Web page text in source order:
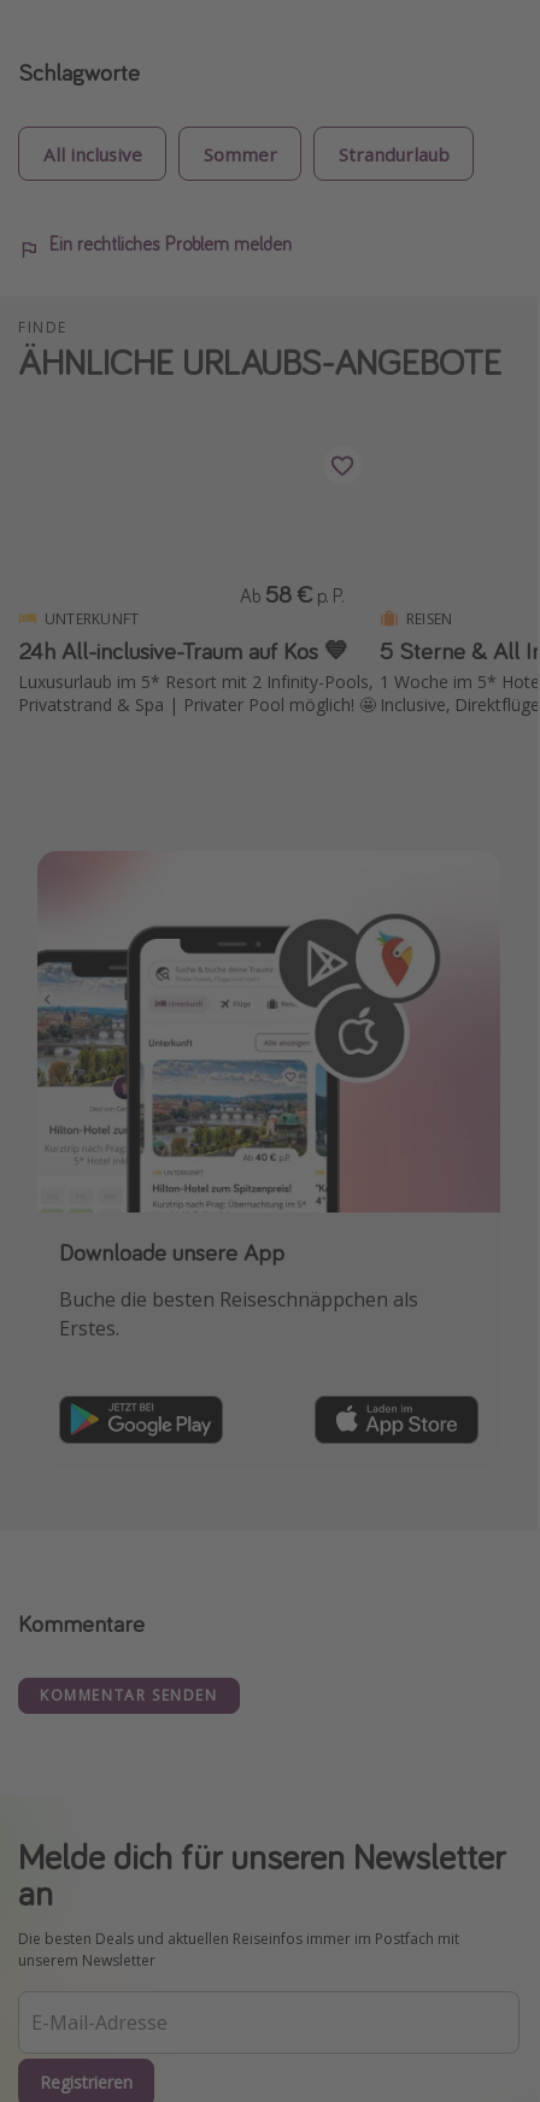
Schlagworte
All inclusive Sommer Strandurlaub
Ein rechtliches Problem melden
FINDE
ÄHNLICHE URLAUBS-ANGEBOTE
UNTERKUNFT
24h All-inclusive-Traum auf Kos 💙
Luxusurlaub im 5* Resort mit 2 Infinity-Pools,
Privatstrand & Spa | Privater Pool möglich! 🤩
Ab 58 € p. P.
REISEN
5 Sterne & All
1 Woche im 5*
Inclusive,
Downloade unsere App
Buche die besten Reiseschnäppchen als
Erstes.
Kommentare
KOMMENTAR SENDEN
Melde dich für unseren Newsletter
an
Die besten Deals und aktuellen Reiseinfos immer im Postfach mit
unserem Newsletter
Registrieren